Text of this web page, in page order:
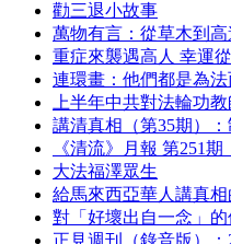
勸三退小故事
萬物有言：從草木到高
重症來襲遇高人 幸運
連環畫：他們都是為法
上半年中共對法輪功
講清真相（第35期）
《清流》月報 第251期
大法福澤眾生
給馬來西亞華人講真
對「好壞出自一念」